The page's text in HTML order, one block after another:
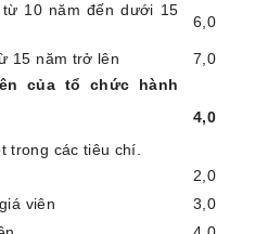
10 năm đến dưới 15
6 ,0
15 năm trở lên 7,0
của tổ chức hành
trong các tiêu chí.
4,0
2,0
viên
3,0